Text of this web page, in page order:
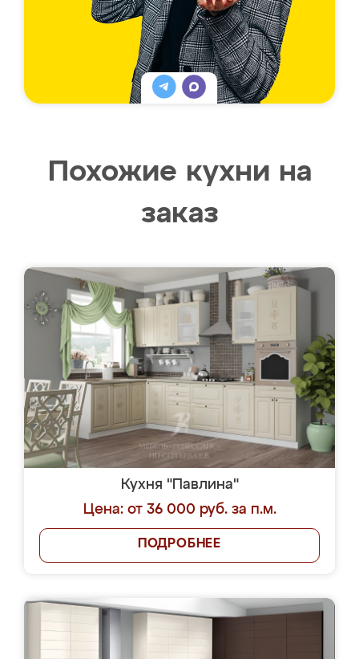
Похожие кухни на
заказ
Кухня "Павлина"
Цена: от 36 000 руб. за п.м.
ПОДРОБНЕЕ